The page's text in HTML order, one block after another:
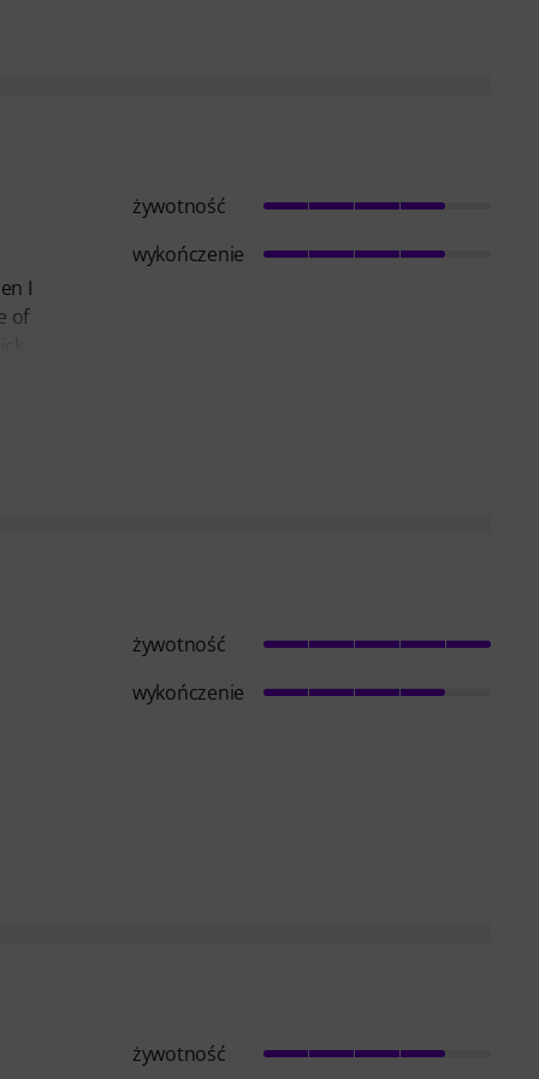
I
of
żywotność
wykończenie
żywotność
wykończenie
żywotność